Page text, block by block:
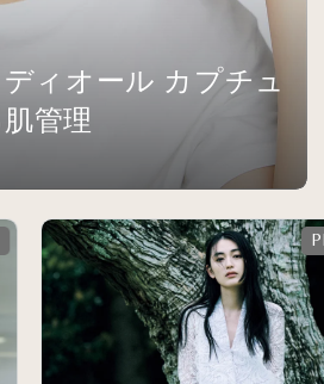
ィオール カプチュ
管理